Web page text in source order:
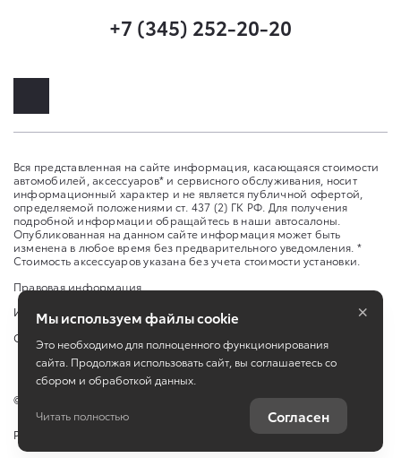
+7 (345) 252-20-20
Вся представленная на сайте информация, касающаяся стоимости
автомобилей, аксессуаров* и сервисного обслуживания, носит
информационный характер и не является публичной офертой,
определяемой положениями ст. 437 (2) ГК РФ. Для получения
подробной информации обращайтесь в наши автосалоны.
Опубликованная на данном сайте информация может быть
изменена в любое время без предварительного уведомления. *
Стоимость аксессуаров указана без учета стоимости установки.
Правовая информация
Изменить настройку cookies
Сбросить cookie
©
Работает на технологиях
Мы используем файлы cookie
Это необходимо для полноценного функционирования
сайта. Продолжая использовать сайт, вы соглашаетесь со
сбором и обработкой данных.
Читать полностью Согласен
×